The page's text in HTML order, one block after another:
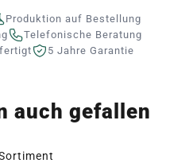
Produktion auf Bestellung
Telefonische Beratung
5 Jahre Garantie
auch gefallen